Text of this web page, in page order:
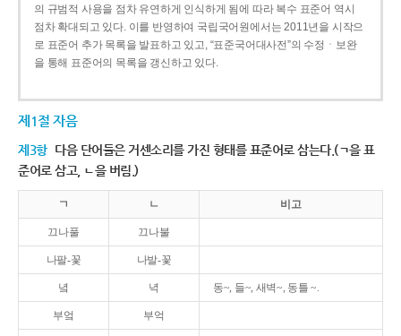
의 규범적 사용을 점차 유연하게 인식하게 됨에 따라 복수 표준어 역시
점차 확대되고 있다. 이를 반영하여 국립국어원에서는 2011년을 시작으
로 표준어 추가 목록을 발표하고 있고, “표준국어대사전”의 수정ㆍ보완
을 통해 표준어의 목록을 갱신하고 있다.
제1절 자음
제3항 다음 단어들은 거센소리를 가진 형태를 표준어로 삼는다.(ㄱ을 표
준어로 삼고, ㄴ을 버림.)
ㄱ ㄴ 비고
끄나풀 끄나불
나팔-꽃 나발-꽃
녘 녁 동~, 들~, 새벽~, 동틀 ~.
부엌 부억